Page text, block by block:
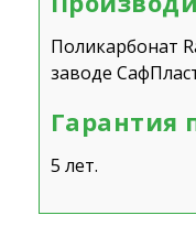
Поликарбонат
заводе
Гарантия
5 лет.